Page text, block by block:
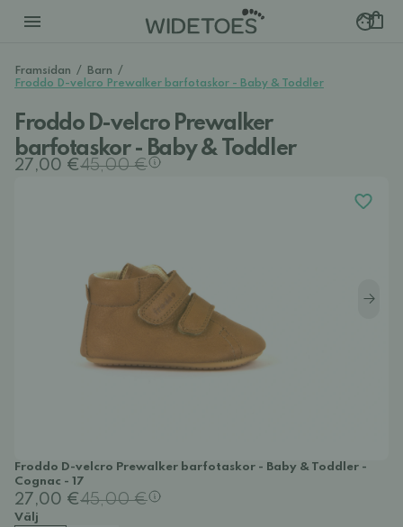
Framsidan / Barn /
Froddo D-velcro Prewalker barfotaskor - Baby & Toddler
Froddo D-velcro Prewalker
barfotaskor - Baby & Toddler
27,00 €45,00 €
Froddo D-velcro Prewalker barfotaskor - Baby & Toddler -
Cognac - 17
27,00 €45,00 €
Välj